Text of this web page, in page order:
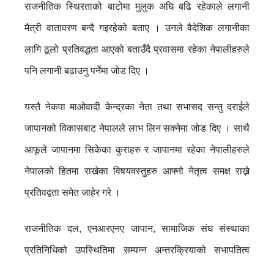
राजनीतिक स्थिरताको बाटोमा मुलुक अघि बढि रहेकाले लगानी
मैत्री वातावरण बन्दै गइरहेको बताए । उनले वैदेशिक लगानीका
लागि ठूलो प्रतिवद्धता आएको बताउँदै प्रवासमा रहेका नेपालीहरुले
पनि लगानी बढाउनु पर्नेमा जोड दिए ।
यस्तै नेकपा माओवादी केन्द्रका नेता तथा सभासद सन्तु दराईले
जापानको विकासबाट नेपालले लाभ लिन सक्नेमा जोड दिए । साथै
आफूले जापानमा सिकेका कुराहरु र जापानमा रहेका नेपालीहरुले
नेपालको हितमा राखेका विषयवस्तुहरु आफ्नो नेतृत्व समक्ष राख्ने
प्रतिवद्वता समेत जाहेर गरे ।
राजनीतिक दल, एनआरएनए जापान, सामाजिक संघ संस्थाका
प्रतिनिधिको उपस्थितिमा सम्पन्न अन्तरक्रियाको सभापतित्व